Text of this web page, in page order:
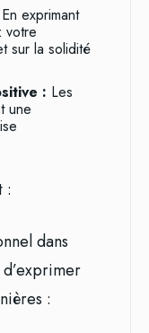
En exprimant
votre
sur la solidité
: Les
une
:
dans
: